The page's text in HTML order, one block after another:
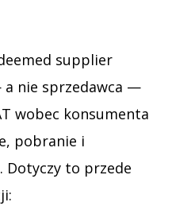
supplier
nie sprzedawca —
wobec konsumenta
pobranie i
Dotyczy to przede